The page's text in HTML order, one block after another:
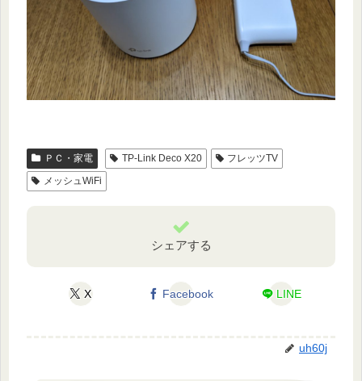
ＰＣ・家電 TP-Link Deco X20
フレッツTV
メッシュWiFi
シェアする
X Facebook LINE
uh60j